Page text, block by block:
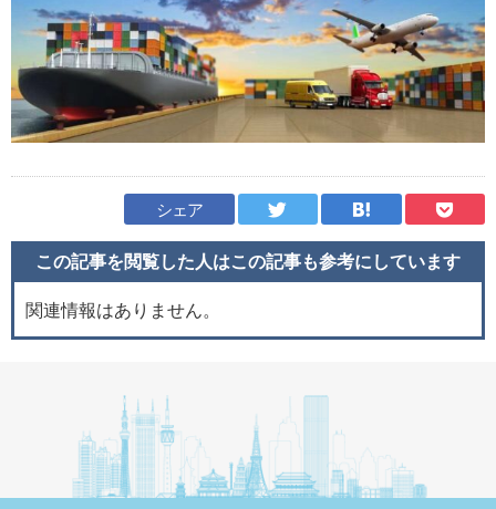
シェア
この記事を閲覧した人はこの記事も参考にしています
関連情報はありません。